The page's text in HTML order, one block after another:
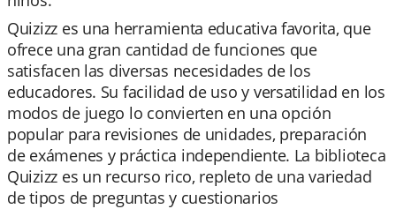
Quizizz es una herramienta educativa favorita, que
ofrece una gran cantidad de funciones que
satisfacen las diversas necesidades de los
educadores. Su facilidad de uso y versatilidad en los
modos de juego lo convierten en una opción
popular para revisiones de unidades, preparación
de exámenes y práctica independiente. La biblioteca
Quizizz es un recurso rico, repleto de una variedad
de tipos de preguntas y cuestionarios